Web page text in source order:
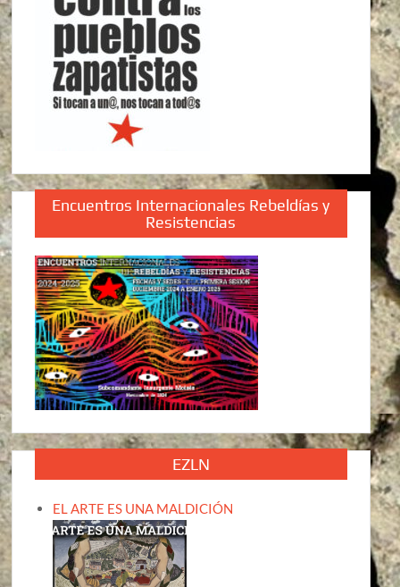
Encuentros Internacionales Rebeldías y
Resistencias
EZLN
EL ARTE ES UNA MALDICIÓN